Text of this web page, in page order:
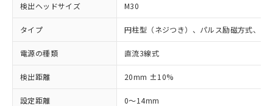
検出ヘッドサイズ M30
タイプ 円柱型（ネジつき）、パルス励磁方式、シ
電源の種類 直流3線式
検出距離 20mm ±10%
設定距離 0～14mm